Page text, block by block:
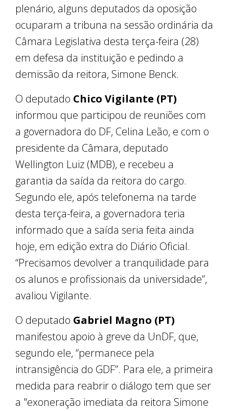
plenário, alguns deputados da oposição
ocuparam a tribuna na sessão ordinária da
Câmara Legislativa desta terça-feira (28)
em defesa da instituição e pedindo a
demissão da reitora, Simone Benck.
O deputado Chico Vigilante (PT)
informou que participou de reuniões com
a governadora do DF, Celina Leão, e com o
presidente da Câmara, deputado
Wellington Luiz (MDB), e recebeu a
garantia da saída da reitora do cargo.
Segundo ele, após telefonema na tarde
desta terça-feira, a governadora teria
informado que a saída seria feita ainda
hoje, em edição extra do Diário Oficial.
“Precisamos devolver a tranquilidade para
os alunos e profissionais da universidade”,
avaliou Vigilante.
O deputado Gabriel Magno (PT)
manifestou apoio à greve da UnDF, que,
segundo ele, “permanece pela
intransigência do GDF”. Para ele, a primeira
medida para reabrir o diálogo tem que ser
a "exoneração imediata da reitora Simone